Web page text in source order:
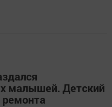
малышей. Детский
ремонта